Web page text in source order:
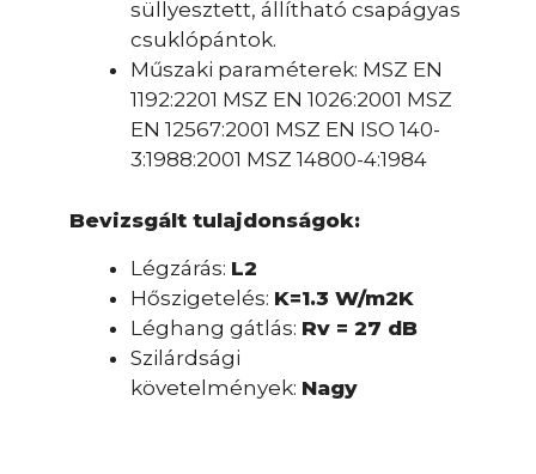
süllyesztett, állítható csapágyas
csuklópántok.
Műszaki paraméterek: MSZ EN
1192:2201 MSZ EN 1026:2001 MSZ
EN 12567:2001 MSZ EN ISO 140-
3:1988:2001 MSZ 14800-4:1984
Bevizsgált tulajdonságok:
Légzárás: L2
Hőszigetelés: K=1.3 W/m2K
Léghang gátlás: Rv = 27 dB
Szilárdsági
követelmények: Nagy